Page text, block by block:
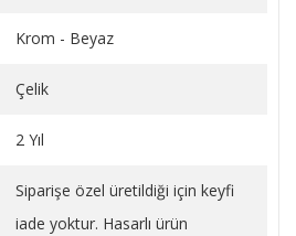
Krom - Beyaz
Çelik
2 Yıl
Siparişe özel üretildiği için keyfi
iade yoktur. Hasarlı ürün